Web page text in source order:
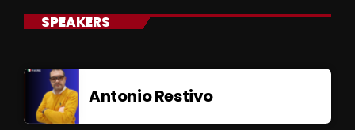
SPEAKERS
Antonio Restivo